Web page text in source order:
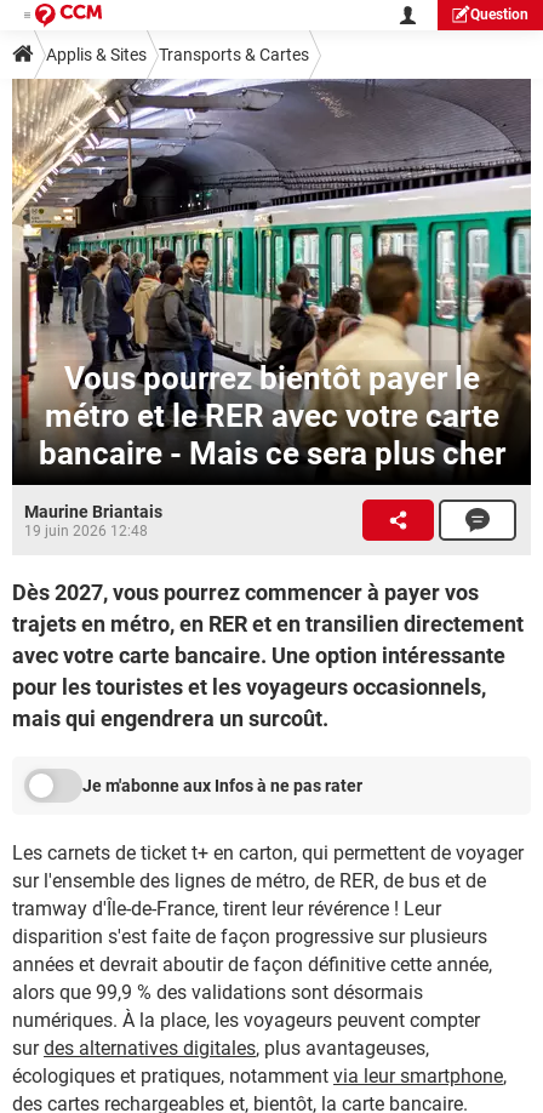
Question
Applis & Sites Transports & Cartes
Vous pourrez bientôt payer le
métro et le RER avec votre carte
bancaire - Mais ce sera plus cher
Maurine Briantais
19 juin 2026 12:48
Dès 2027, vous pourrez commencer à payer vos
trajets en métro, en RER et en transilien directement
avec votre carte bancaire. Une option intéressante
pour les touristes et les voyageurs occasionnels,
mais qui engendrera un surcoût.
Je m'abonne aux Infos à ne pas rater
Les carnets de ticket t+ en carton, qui permettent de voyager
sur l'ensemble des lignes de métro, de RER, de bus et de
tramway d'Île-de-France, tirent leur révérence ! Leur
disparition s'est faite de façon progressive sur plusieurs
années et devrait aboutir de façon définitive cette année,
alors que 99,9 % des validations sont désormais
numériques. À la place, les voyageurs peuvent compter
surdes alternatives digitales, plus avantageuses,
écologiques et pratiques, notamment via leur smartphone,
des cartes rechargeables et, bientôt, la carte bancaire.